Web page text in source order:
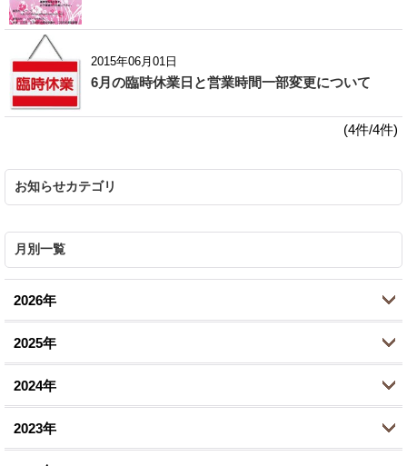
2015年06月01日
6月の臨時休業日と営業時間一部変更について
(4件/4件)
お知らせカテゴリ
月別一覧
2026年
6月 (5)
5月 (1)
2025年
8月 (2)
2024年
2023年